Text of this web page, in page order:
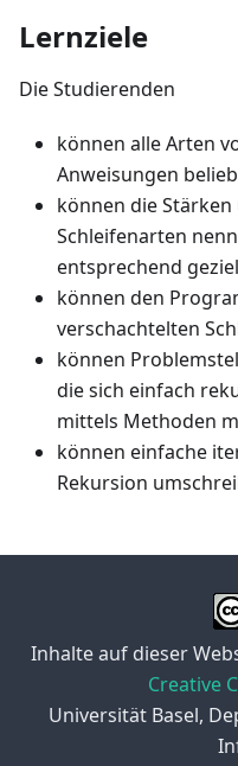
Lernziele
Die Studierenden
können alle Arten
Anweisungen
können die
Schleifenarten
entsprechend
können den
verschachtelten
können
die sich einfach
mittels Methoden
können einfache
Rekursion
Inhalte auf dieser
Creative
Universität Basel,